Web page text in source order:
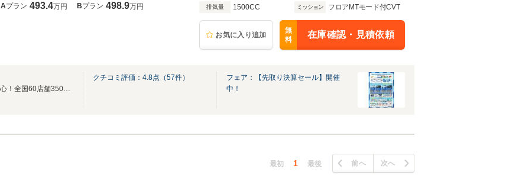
Aプラン 493.4万円 Bプラン 498.9万円 排気量 1500CC ミッション フロアMTモード付CVT
お気に入り追加
無
料
在庫確認・見積依頼
充実の保証制度で買ってからも安心！全国60店舗3500台から選べる！車探しはケーユー♪
クチコミ評価： 4.8点（57件）
フェア：【先取り決算セール】開催
中！
最初 1 最後 前へ 次へ